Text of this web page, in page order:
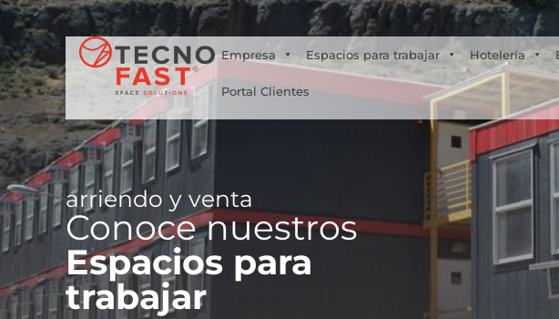
Síguenos +56 2 27905000+56 9 3469
Empresa Espacios para trabajar Hotelería
Portal Clientes
arriendo y venta
Conoce nuestros
Espacios para
trabajar